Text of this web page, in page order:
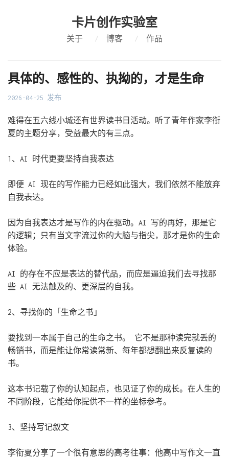
卡片创作实验室
关于 / 博客 / 作品
具体的、感性的、执拗的，才是生命
2026-04-25 发布
难得在五六线小城还有世界读书日活动。听了青年作家李衔
夏的主题分享，受益最大的有三点。
1、AI 时代更要坚持自我表达
即便 AI 现在的写作能力已经如此强大，我们依然不能放弃
自我表达。
因为自我表达才是写作的内在驱动。AI 写的再好，那是它
的逻辑；只有当文字流过你的大脑与指尖，那才是你的生命
体验。
AI 的存在不应是表达的替代品，而应是逼迫我们去寻找那
些 AI 无法触及的、更深层的自我。
2、寻找你的「生命之书」
要找到一本属于自己的生命之书。 它不是那种读完就丢的
畅销书，而是能让你常读常新、每年都想翻出来反复读的
书。
这本书记载了你的认知起点，也见证了你的成长。在人生的
不同阶段，它能给你提供不一样的坐标参考。
3、坚持写记叙文
李衔夏分享了一个很有意思的高考往事：他高中写作文一直